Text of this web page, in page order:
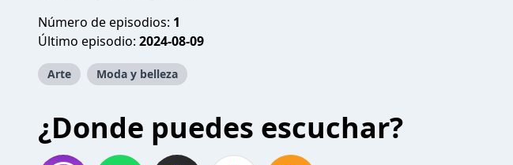
Número de episodios: 1
Último episodio: 2024-08-09
Arte Moda y belleza
¿Donde puedes escuchar?